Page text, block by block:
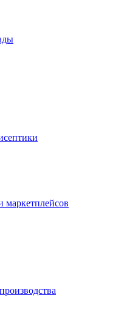
маркетплейсов